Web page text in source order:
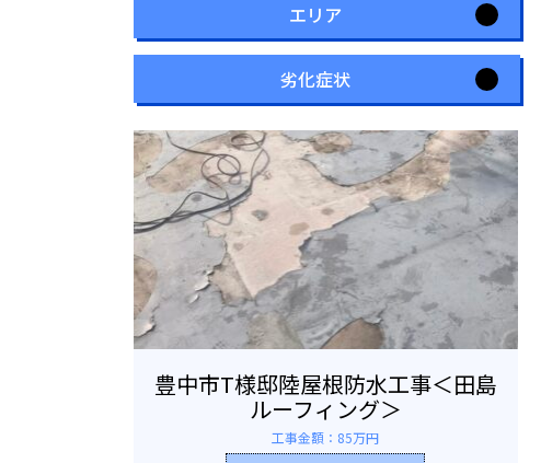
エリア
劣化症状
豊中市T様邸陸屋根防水工事＜田島
ルーフィング＞
工事金額：85万円